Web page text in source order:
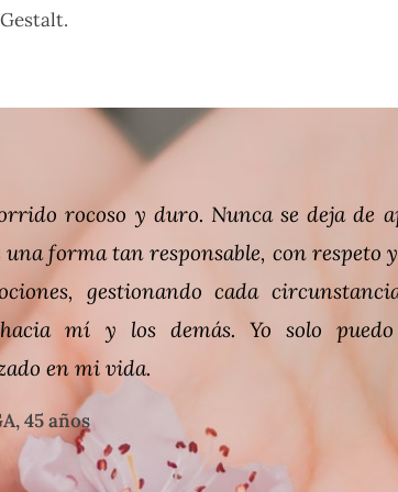
de mucha vulnerabilidad, tristeza,
mayor seguridad, autoestima y
Un placer caminar de su mano y
Ha sido una gran elección tomar su
profesional.
42 años